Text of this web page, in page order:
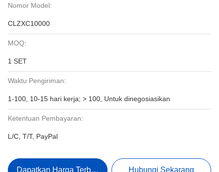
Nomor Model:
CLZXC10000
MOQ:
1 SET
Waktu Pengiriman:
1-100, 10-15 hari kerja; > 100, Untuk dinegosiasikan
Ketentuan Pembayaran:
L/C, T/T, PayPal
Dapatkan Harga Terbaik Hubungi Sekarang